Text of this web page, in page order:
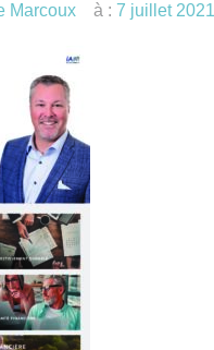
Marcoux à :7 juillet 2021